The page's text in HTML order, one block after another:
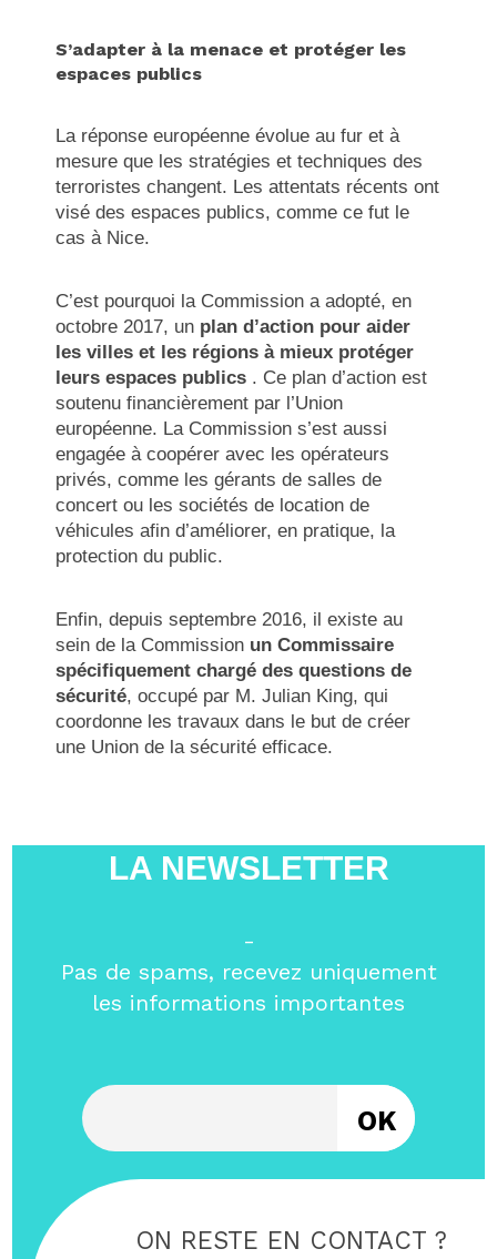
S’adapter à la menace et protéger les
espaces publics
La réponse européenne évolue au fur et à
mesure que les stratégies et techniques des
terroristes changent. Les attentats récents ont
visé des espaces publics, comme ce fut le
cas à Nice.
C’est pourquoi la Commission a adopté, en
octobre 2017, un plan d’action pour aider
les villes et les régions à mieux protéger
leurs espaces publics . Ce plan d’action est
soutenu financièrement par l’Union
européenne. La Commission s’est aussi
engagée à coopérer avec les opérateurs
privés, comme les gérants de salles de
concert ou les sociétés de location de
véhicules afin d’améliorer, en pratique, la
protection du public.
Enfin, depuis septembre 2016, il existe au
sein de la Commission un Commissaire
spécifiquement chargé des questions de
sécurité, occupé par M. Julian King, qui
coordonne les travaux dans le but de créer
une Union de la sécurité efficace.
LA NEWSLETTER
-
Pas de spams, recevez uniquement
les informations importantes
ON RESTE EN CONTACT ?